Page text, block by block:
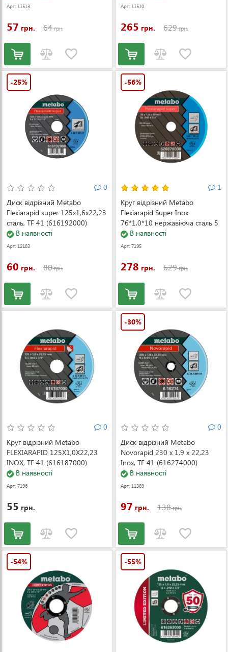
Арт: 11513
57 грн. 64грн.
Арт: 11510
265 грн. 629грн.
-25%
0
Диск відрізний Metabo
Flexiarapid super 125х1,6х22,23
сталь, TF 41 (616192000)
В наявності
Арт: 12183
60 грн. 80грн.
-56%
1
Круг відрізний Metabo
Flexiarapid Super Inox
76*1.0*10 нержавіюча сталь 5
шт (626870000)
В наявності
Арт: 7195
278 грн. 629грн.
0
Круг відрізний Metabo
FLEXIARAPID 125X1,0X22,23
INOX, TF 41 (616187000)
В наявності
Арт: 7196
55 грн.
-30%
0
Диск відрізний Metabo
Novorapid 230 х 1,9 х 22,23
Inox, TF 41 (616274000)
В наявності
Арт: 11389
97 грн. 138грн.
-54% -55%